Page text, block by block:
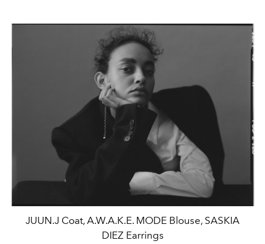
JUUN.J Coat, A.W.A.K.E. MODE Blouse, SASKIA
DIEZ Earrings